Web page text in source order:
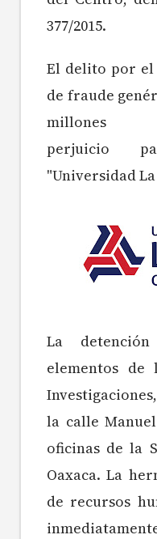
377/2015.
El delito por el
de fraude
perjuicio
"Universidad La
La
elementos de
la calle
oficinas de la
Oaxaca. La
de recursos